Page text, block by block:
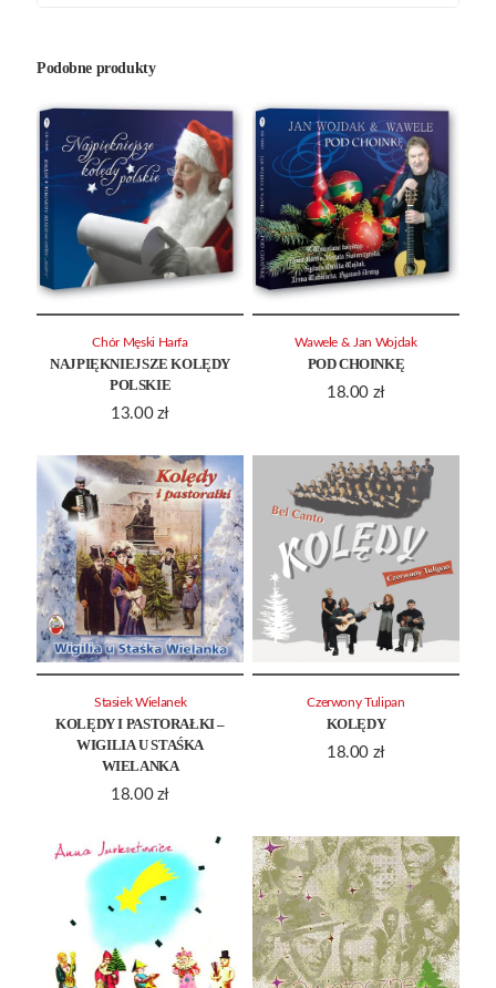
Podobne produkty
NAJPIĘKNIEJSZE KOLĘDY
POLSKIE
13.00 zł
Chór Męski Harfa
POD CHOINKĘ
18.00 zł
Wawele & Jan Wojdak
KOLĘDY I PASTORAŁKI –
WIGILIA U STAŚKA
WIELANKA
18.00 zł
Stasiek Wielanek
KOLĘDY
18.00 zł
Czerwony Tulipan